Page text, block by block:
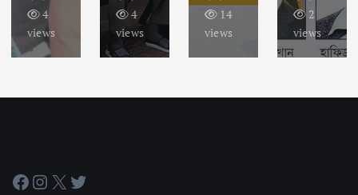
4
views
4
views
14
views
2
views
Facebook Instagram X Twitter